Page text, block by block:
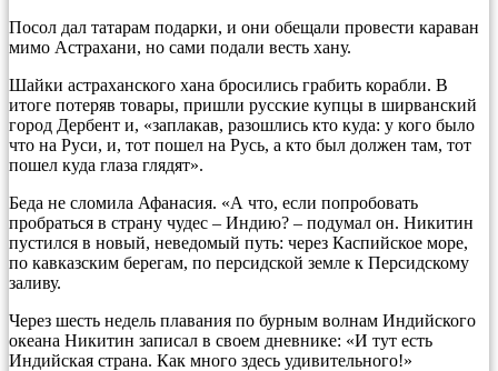
Посол дал татарам подарки, и они обещали провести караван
мимо Астрахани, но сами подали весть хану.
Шайки астраханского хана бросились грабить корабли. В
итоге потеряв товары, пришли русские купцы в ширванский
город Дербент и, «заплакав, разошлись кто куда: у кого было
что на Руси, и, тот пошел на Русь, а кто был должен там, тот
пошел куда глаза глядят».
Беда не сломила Афанасия. «А что, если попробовать
пробраться в страну чудес – Индию? – подумал он. Никитин
пустился в новый, неведомый путь: через Каспийское море,
по кавказским берегам, по персидской земле к Персидскому
заливу.
Через шесть недель плавания по бурным волнам Индийского
океана Никитин записал в своем дневнике: «И тут есть
Индийская страна. Как много здесь удивительного!»